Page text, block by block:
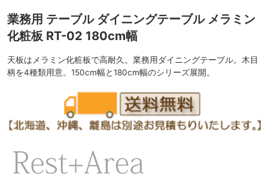
業務用 テーブル ダイニングテーブル メラミン
化粧板 RT-02 180cm幅
天板はメラミン化粧板で高耐久。業務用ダイニングテーブル。木目
柄を4種類用意。150cm幅と180cm幅のシリーズ展開。